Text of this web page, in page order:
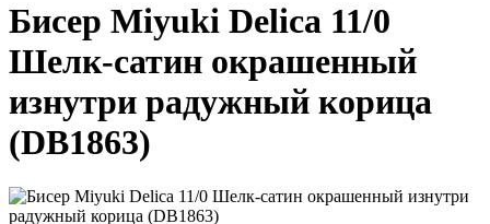
Бисер Miyuki Delica 11/0
Шелк-сатин окрашенный
изнутри радужный корица
(DB1863)